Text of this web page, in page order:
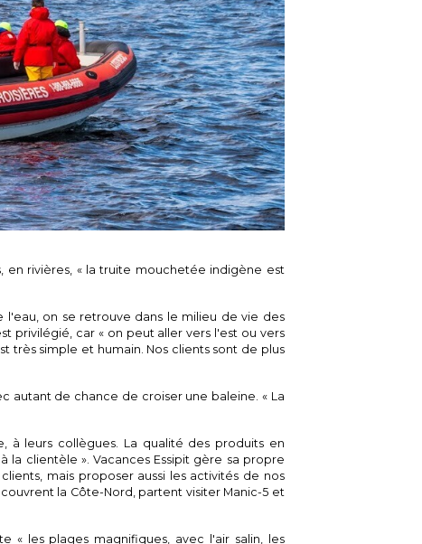
en rivières, « la truite mouchetée indigène est
l'eau, on se retrouve dans le milieu de vie des
privilégié, car « on peut aller vers l'est ou vers
très simple et humain. Nos clients sont de plus
autant de chance de croiser une baleine. « La
à leurs collègues. La qualité des produits en
clientèle ». Vacances Essipit gère sa propre
mais proposer aussi les activités de nos
la Côte-Nord, partent visiter Manic-5 et
les plages magnifiques, avec l'air salin, les